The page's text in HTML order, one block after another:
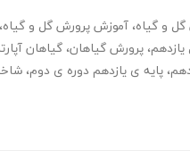
و گیاه، آموزش پرورش گل و گیاه،
، پرورش گیاهان، گیاهان
، پایه ی یازدهم دوره ی دوم،